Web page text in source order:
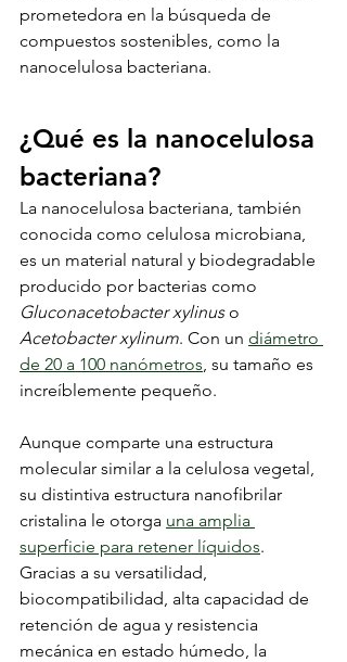
prometedora en la búsqueda de
compuestos sostenibles, como la
nanocelulosa bacteriana.
¿Qué es la nanocelulosa
bacteriana?
La nanocelulosa bacteriana, también
conocida como celulosa microbiana,
es un material natural y biodegradable
producido por bacterias como
Gluconacetobacter xylinus o
Acetobacter xylinum. Con un diámetro
de 20 a 100 nanómetros, su tamaño es
increíblemente pequeño.
Aunque comparte una estructura
molecular similar a la celulosa vegetal,
su distintiva estructura nanofibrilar
cristalina le otorga una amplia
superficie para retener líquidos.
Gracias a su versatilidad,
biocompatibilidad, alta capacidad de
retención de agua y resistencia
mecánica en estado húmedo, la